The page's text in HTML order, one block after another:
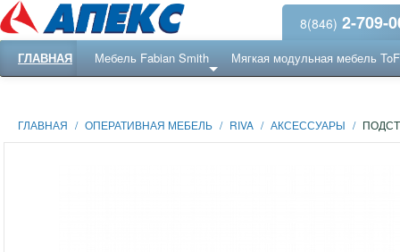
8(846) 2-709-
ГЛАВНАЯ Мебель Fabian Smith Мягкая модульная мебель
ГЛАВНАЯ / ОПЕРАТИВНАЯ МЕБЕЛЬ / RIVA / АКСЕССУАРЫ /